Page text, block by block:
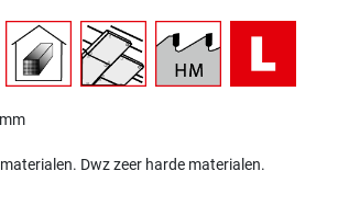
Dwz zeer harde materialen.